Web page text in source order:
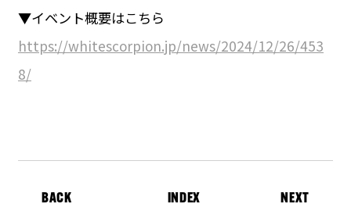
▼イベント概要はこちら
https://whitescorpion.jp/news/2024/12/26/453
8/
BACK INDEX NEXT